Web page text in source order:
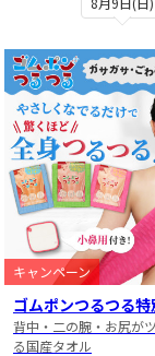
キャンペーン
ゴムポンつるつる特
背中・二の腕・お尻が
る国産タオル